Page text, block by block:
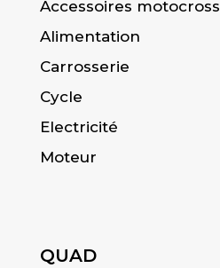
Accessoires motocross
Alimentation
Carrosserie
Cycle
Electricité
Moteur
QUAD